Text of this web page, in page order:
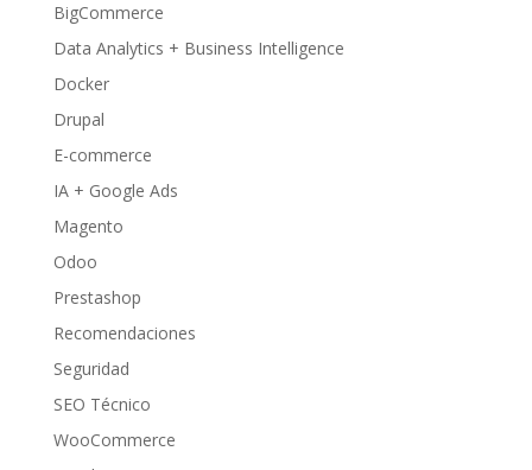
BigCommerce
Data Analytics + Business Intelligence
Docker
Drupal
E-commerce
IA + Google Ads
Magento
Odoo
Prestashop
Recomendaciones
Seguridad
SEO Técnico
WooCommerce